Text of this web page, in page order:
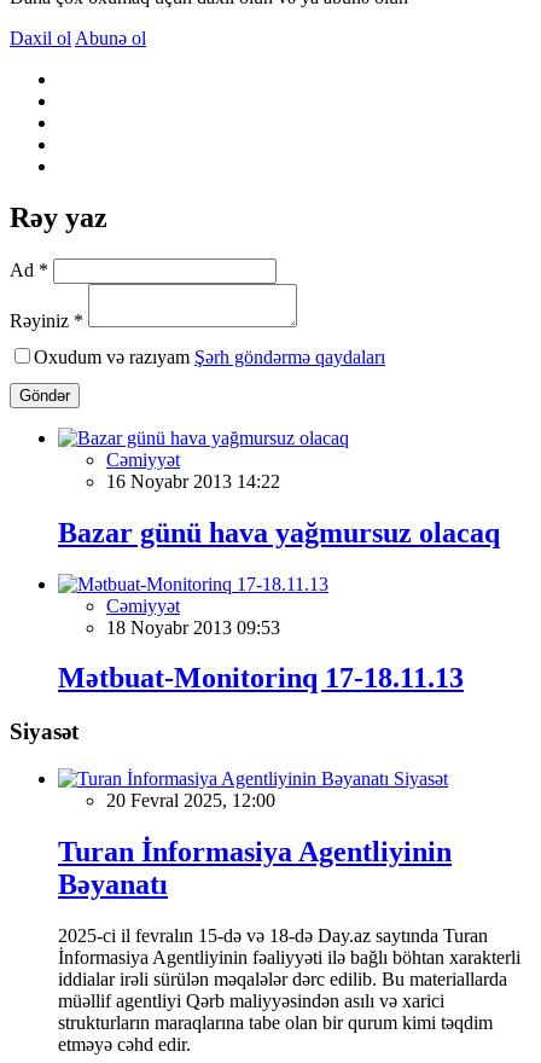
Daxil ol Abunə ol
Rəy yaz
Ad *
Rəyiniz *
Oxudum və razıyam Şərh göndərmə qaydaları
Göndər
Cəmiyyət
16 Noyabr 2013 14:22
Bazar günü hava yağmursuz olacaq
Cəmiyyət
18 Noyabr 2013 09:53
Mətbuat-Monitorinq 17-18.11.13
Siyasət
Siyasət
20 Fevral 2025, 12:00
Turan İnformasiya Agentliyinin
Bəyanatı
2025-ci il fevralın 15-də və 18-də Day.az saytında Turan
İnformasiya Agentliyinin fəaliyyəti ilə bağlı böhtan xarakterli
iddialar irəli sürülən məqalələr dərc edilib. Bu materiallarda
müəllif agentliyi Qərb maliyyəsindən asılı və xarici
strukturların maraqlarına tabe olan bir qurum kimi təqdim
etməyə cəhd edir.